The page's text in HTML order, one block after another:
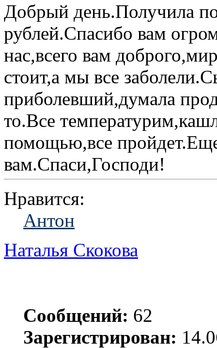
Добрый день.Получила
рублей.Спасибо вам
нас,всего вам
стоит,а мы все
приболевший,думала
то.Все
помощью,все
вам.Спаси,Господи!
Нравится:
Антон
Наталья Скокова
Сообщений: 62
Зарегистрирован: